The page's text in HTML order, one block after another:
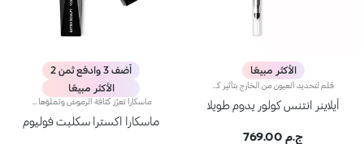
الأكثر مبيعًا
آيلاينر انتنس كولور يدوم طويلا
ج.م 769.00
أضف 3 وادفع ثمن 2
الأكثر مبيعًا
ماسكارا اكسترا سكلبت فوليوم